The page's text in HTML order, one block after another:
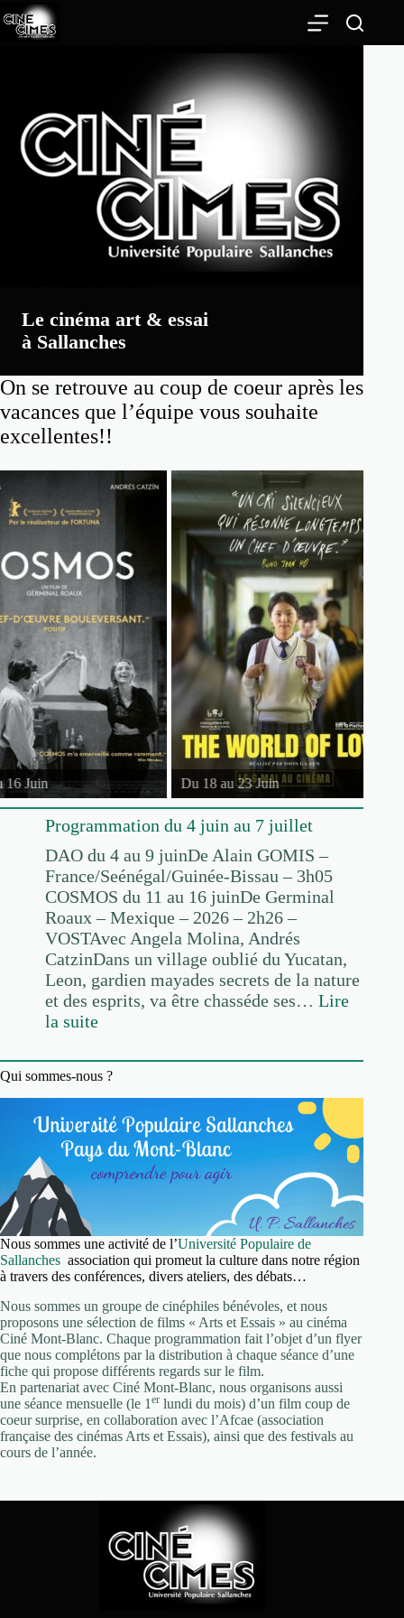
Passer
au
contenu
Le cinéma art & essai
à Sallanches
On se retrouve au coup de coeur après les
vacances que l’équipe vous souhaite
excellentes!!
Juin Du 18 au 23 Juin
Programmation du 4 juin au 7 juillet
DAO du 4 au 9 juinDe Alain GOMIS –
France/Seénégal/Guinée-Bissau – 3h05
COSMOS du 11 au 16 juinDe Germinal
Roaux – Mexique – 2026 – 2h26 –
VOSTAvec Angela Molina, Andrés
CatzinDans un village oublié du Yucatan,
Leon, gardien mayades secrets de la nature
et des esprits, va être chasséde ses… Lire
la suite
P
r
o
g
r
a
m
t
i
n
d
u
4
j
u
i
u
Qui sommes-nous ?
Nous sommes une activité de l’Université Populaire de
Sallanches association qui promeut la culture dans notre région
à travers des conférences, divers ateliers, des débats…
Nous sommes un groupe de cinéphiles bénévoles, et nous
proposons une sélection de films « Arts et Essais » au cinéma
Ciné Mont-Blanc. Chaque programmation fait l’objet d’un flyer
que nous complétons par la distribution à chaque séance d’une
fiche qui propose différents regards sur le film.
En partenariat avec Ciné Mont-Blanc, nous organisons aussi
une séance mensuelle (le 1 er lundi du mois) d’un film coup de
coeur surprise, en collaboration avec l’Afcae (association
française des cinémas Arts et Essais), ainsi que des festivals au
cours de l’année.